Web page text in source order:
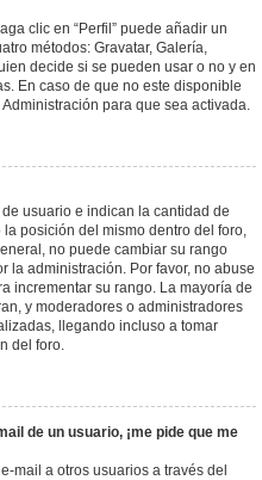
clic en “Perfil” puede añadir un
métodos: Gravatar, Galería,
decide si se pueden usar o no y en
En caso de que no este disponible
para que sea activada.
usuario e indican la cantidad de
posición del mismo dentro del foro,
no puede cambiar su rango
la administración. Por favor, no abuse
incrementar su rango. La mayoría de
y moderadores o administradores
llegando incluso a tomar
del foro.
de un usuario, ¡me pide que me
mail a otros usuarios a través del